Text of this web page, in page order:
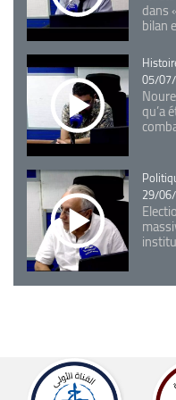
dans
bilan
05/
qu’a
29/